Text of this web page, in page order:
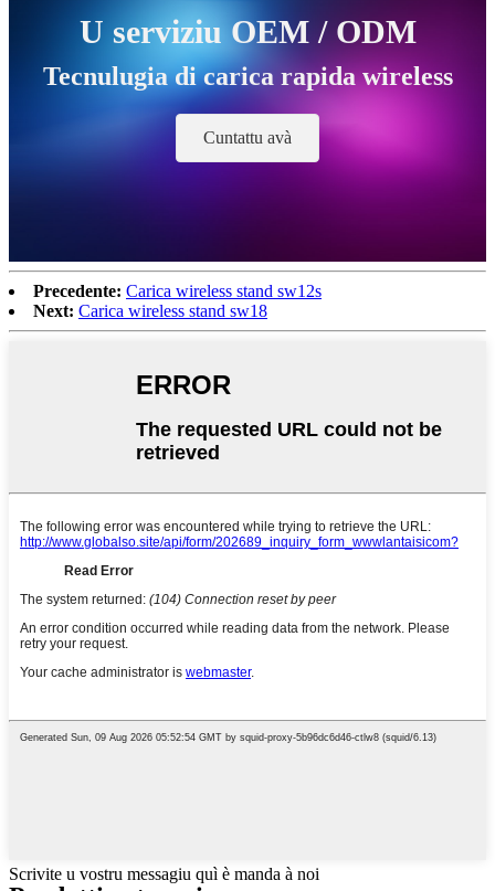
U serviziu OEM / ODM
Tecnulugia di carica rapida wireless
Cuntattu avà
Precedente: Carica wireless stand sw12s
Next: Carica wireless stand sw18
Scrivite u vostru messagiu quì è manda à noi